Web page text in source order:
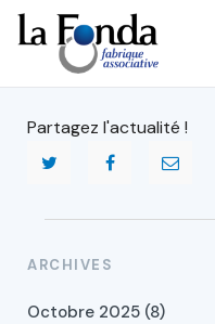
Aller
au
contenu
principal
Partagez l'actualité !
ARCHIVES
Octobre 2025 (8)